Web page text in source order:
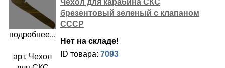
подробнее...
арт. Чехол
Чехол для карабина СКС
брезентовый зеленый с клапаном
СССР
Нет на складе!
ID товара: 7093